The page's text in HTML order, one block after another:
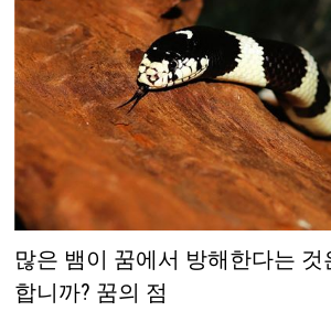
많은 뱀이 꿈에서 방해한다는 것
합니까? 꿈의 점